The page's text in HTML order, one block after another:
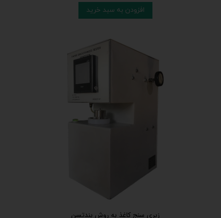
افزودن به سبد خرید
زبری سنج کاغذ به روش بندتسن